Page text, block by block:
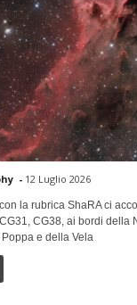
- 12 Luglio 2026
la rubrica ShaRA ci
CG38, ai bordi della
e della Vela